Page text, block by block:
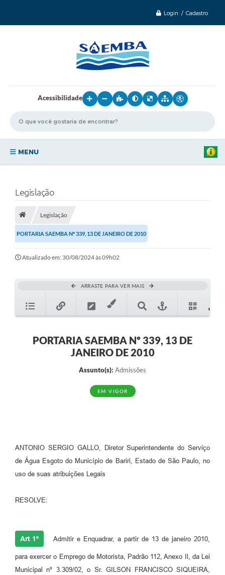
Login / Cadastro
Acessibilidade
MENU
Sobre o SAEMBA
Transparência
Editais
Diário Oficial
Contratos
Contato
Legislação
Legislação
PORTARIA SAEMBA Nº 339, 13 DE JANEIRO DE 2010
Atualizado em: 30/08/2024 às 09h02
ARRASTE PARA VER MAIS
PORTARIA SAEMBA Nº 339, 13 DE
JANEIRO DE 2010
Assunto(s): Admissões
EM VIGOR
ANTONIO SERGIO GALLO, Diretor Superintendente do Serviço
de Água Esgoto do Município de Bariri, Estado de São Paulo, no
uso de suas atribuições Legais
RESOLVE:
Art 1º Admitir e Enquadrar, a partir de 13 de janeiro 2010,
para exercer o Emprego de Motorista, Padrão 112, Anexo Il, da Lei
Municipal nº 3.309/02, o Sr. GILSON FRANCISCO SIQUEIRA,